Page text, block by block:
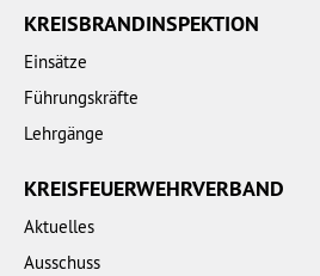
KREISBRANDINSPEKTION
Einsätze
Führungskräfte
Lehrgänge
KREISFEUERWEHRVERBAND
Aktuelles
Ausschuss